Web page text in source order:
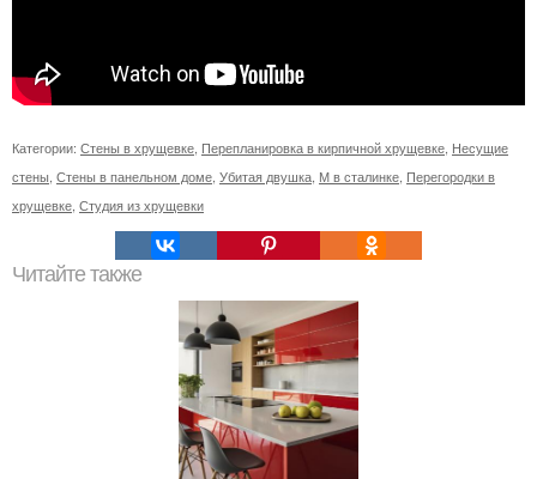
Категории: Стены в хрущевке Перепланировка в кирпичной хрущевке Несущие
стены Стены в панельном доме Убитая двушка М в сталинке Перегородки в
хрущевке Студия из хрущевки
Читайте также